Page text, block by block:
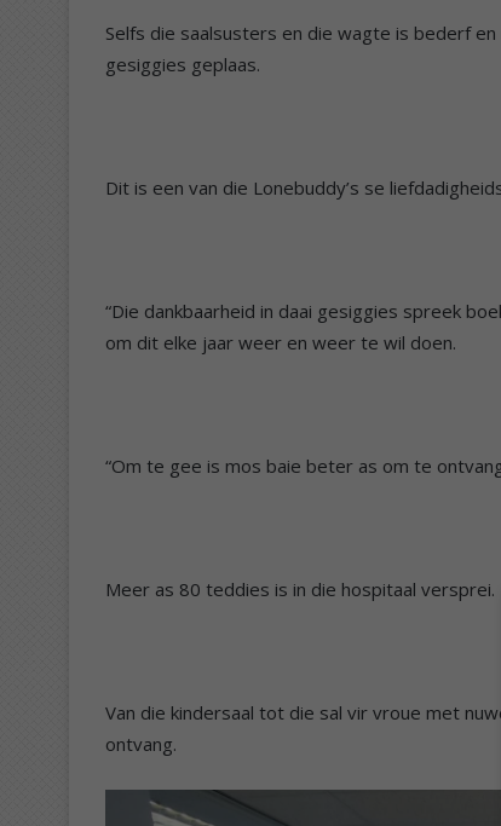
Selfs die saalsusters en die wagte is bederf
gesiggies geplaas.
Dit is een van die Lonebuddy’s se
“Die dankbaarheid in daai gesiggies spreek
om dit elke jaar weer en weer te wil doen.
“Om te gee is mos baie beter as om te
Meer as 80 teddies is in die hospitaal versprei.
Van die kindersaal tot die sal vir vroue met
ontvang.